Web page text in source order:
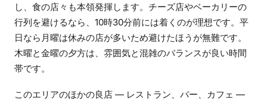
し、食の店々も本領発揮します。チーズ店やベーカリーの
行列を避けるなら、10時30分前には着くのが理想です。平
日なら月曜は休みの店が多いため避けたほうが無難です。
木曜と金曜の夕方は、雰囲気と混雑のバランスが良い時間
帯です。
このエリアのほかの良店 — レストラン、バー、カフェ —